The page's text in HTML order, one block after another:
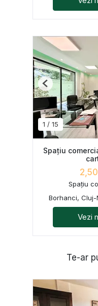
1 / 15
Previous
Spațiu
Spațiu
Borhanci, Cluj-
Vezi
Te-ar